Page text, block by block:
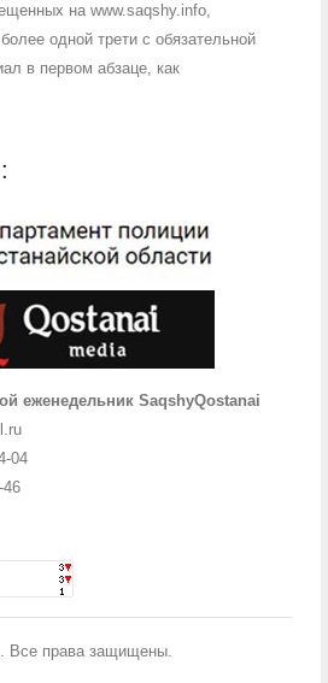
на www.saqshy.info,
одной трети с обязательной
в первом абзаце, как
еженедельник SaqshyQostanai
04
Все права защищены.